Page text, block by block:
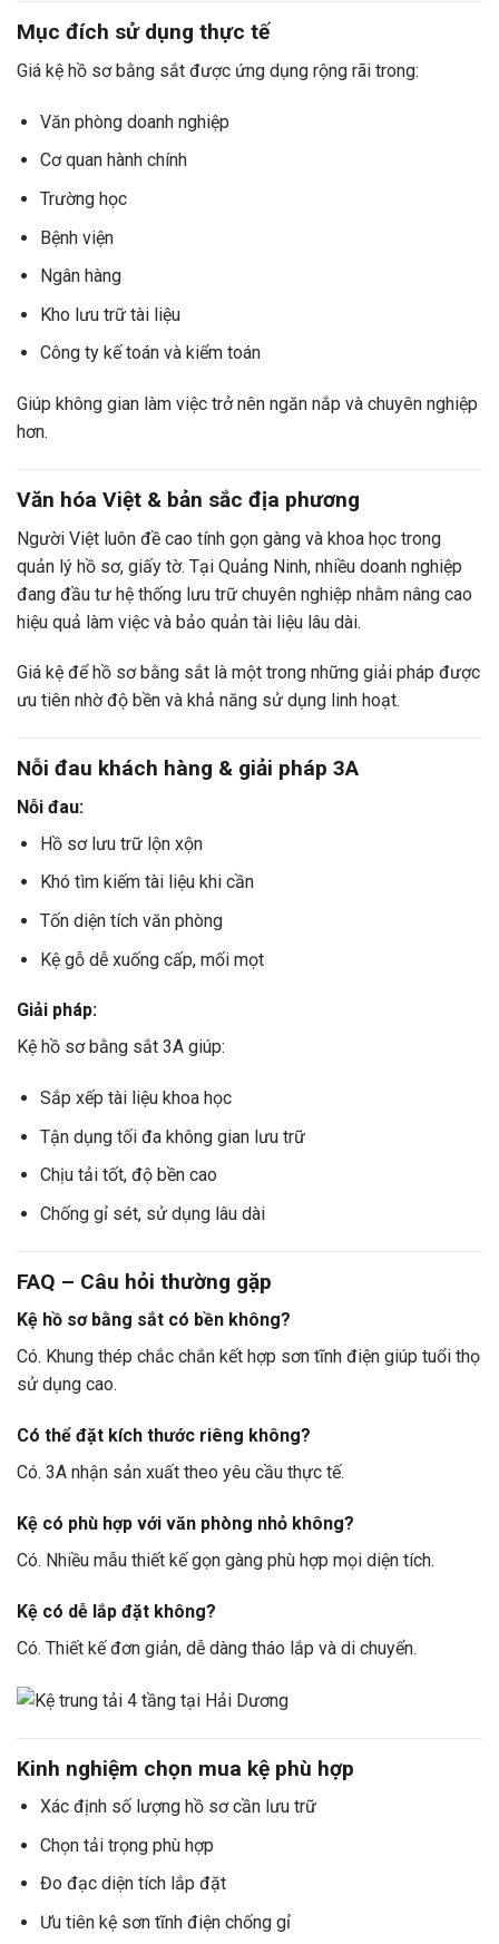
Mục đích sử dụng thực tế
Giá kệ hồ sơ bằng sắt được ứng dụng rộng rãi trong:
Văn phòng doanh nghiệp
Cơ quan hành chính
Trường học
Bệnh viện
Ngân hàng
Kho lưu trữ tài liệu
Công ty kế toán và kiểm toán
Giúp không gian làm việc trở nên ngăn nắp và chuyên nghiệp
hơn.
Văn hóa Việt & bản sắc địa phương
Người Việt luôn đề cao tính gọn gàng và khoa học trong
quản lý hồ sơ, giấy tờ. Tại Quảng Ninh, nhiều doanh nghiệp
đang đầu tư hệ thống lưu trữ chuyên nghiệp nhằm nâng cao
hiệu quả làm việc và bảo quản tài liệu lâu dài.
Giá kệ để hồ sơ bằng sắt là một trong những giải pháp được
ưu tiên nhờ độ bền và khả năng sử dụng linh hoạt.
Nỗi đau khách hàng & giải pháp 3A
Nỗi đau:
Hồ sơ lưu trữ lộn xộn
Khó tìm kiếm tài liệu khi cần
Tốn diện tích văn phòng
Kệ gỗ dễ xuống cấp, mối mọt
Giải pháp:
Kệ hồ sơ bằng sắt 3A giúp:
Sắp xếp tài liệu khoa học
Tận dụng tối đa không gian lưu trữ
Chịu tải tốt, độ bền cao
Chống gỉ sét, sử dụng lâu dài
FAQ – Câu hỏi thường gặp
Kệ hồ sơ bằng sắt có bền không?
Có. Khung thép chắc chắn kết hợp sơn tĩnh điện giúp tuổi thọ
sử dụng cao.
Có thể đặt kích thước riêng không?
Có. 3A nhận sản xuất theo yêu cầu thực tế.
Kệ có phù hợp với văn phòng nhỏ không?
Có. Nhiều mẫu thiết kế gọn gàng phù hợp mọi diện tích.
Kệ có dễ lắp đặt không?
Có. Thiết kế đơn giản, dễ dàng tháo lắp và di chuyển.
Kinh nghiệm chọn mua kệ phù hợp
Xác định số lượng hồ sơ cần lưu trữ
Chọn tải trọng phù hợp
Đo đạc diện tích lắp đặt
Ưu tiên kệ sơn tĩnh điện chống gỉ